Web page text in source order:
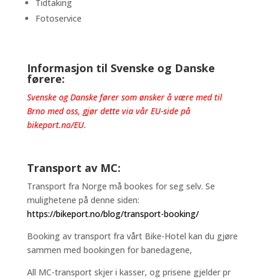
Tidtaking
Fotoservice
Informasjon til Svenske og Danske
førere:
Svenske og Danske fører som ønsker å være med til
Brno med oss, gjør dette via vår EU-side på
bikeport.no/EU.
Transport av MC:
Transport fra Norge må bookes for seg selv. Se
mulighetene på denne siden:
https://bikeport.no/blog/transport-booking/
Booking av transport fra vårt Bike-Hotel kan du gjøre
sammen med bookingen for banedagene,
All MC-transport skjer i kasser, og prisene gjelder pr